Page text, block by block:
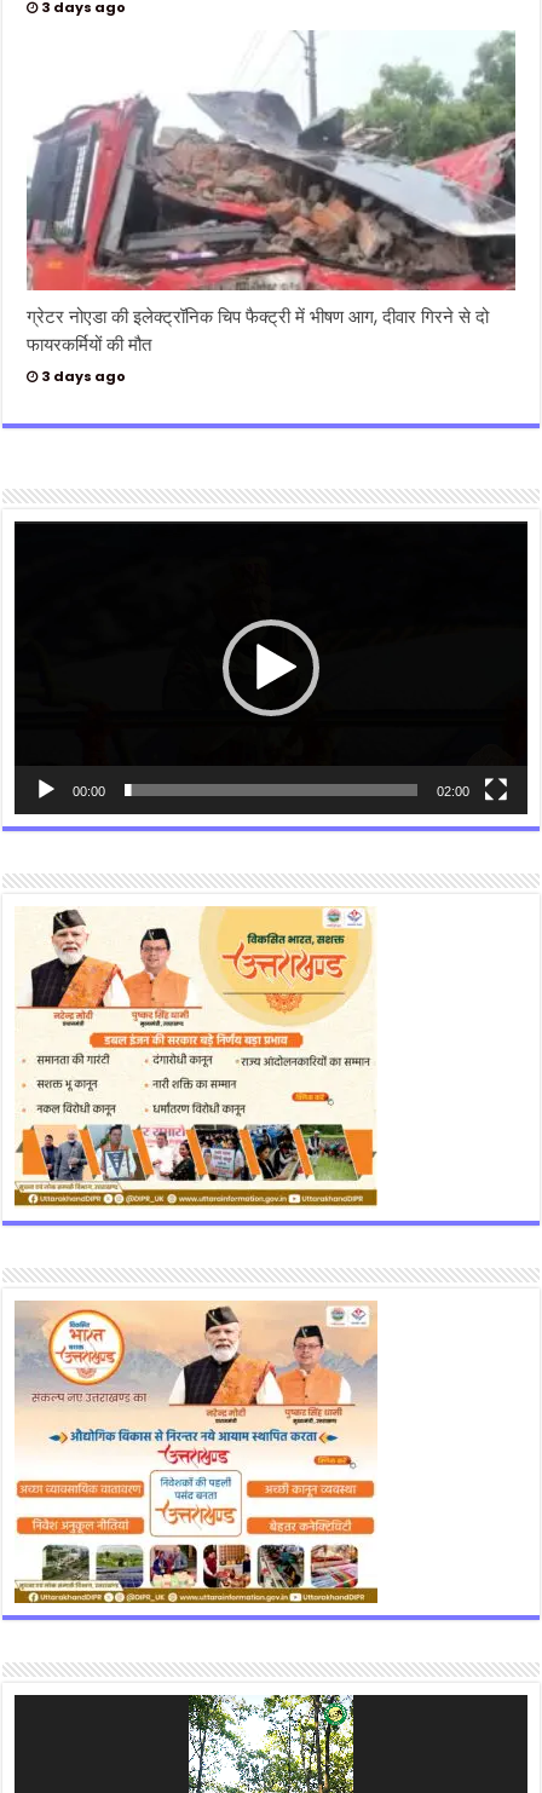
3 days ago
ग्रेटर नोएडा की इलेक्ट्रॉनिक चिप फैक्ट्री में भीषण आग, दीवार गिरने से दो
फायरकर्मियों की मौत
3 days ago
Video
00:00 02:00